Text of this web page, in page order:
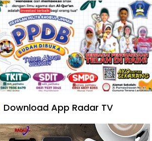
Download App Radar TV